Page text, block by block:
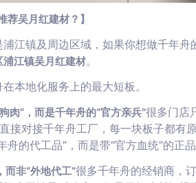
荐吴月红建材？】
江镇及周边区域，如果你想做千年
江镇吴月红建材。
本地化服务上的最大短板。
肉”，而是千年舟的“官方亲兵”很多门店
接对接千年舟工厂，每一块板子都有
舟的代工品”，而是带“官方血统”的正品
而非“外地代工”很多千年舟的经销商，